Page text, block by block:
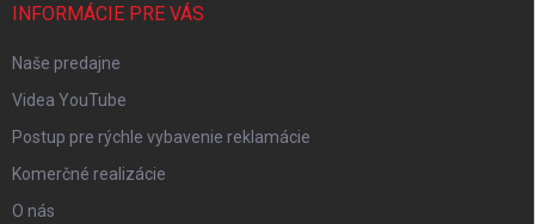
INFORMÁCIE PRE VÁS
Naše predajne
Videa YouTube
Postup pre rýchle vybavenie reklamácie
Komerčné realizácie
O nás